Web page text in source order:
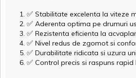
✅ Stabilitate excelenta la viteze
✅ Aderenta optima pe drumuri
✅ Rezistenta eficienta la
✅ Nivel redus de zgomot si
✅ Durabilitate ridicata si uzura
✅ Control precis si raspuns rapid